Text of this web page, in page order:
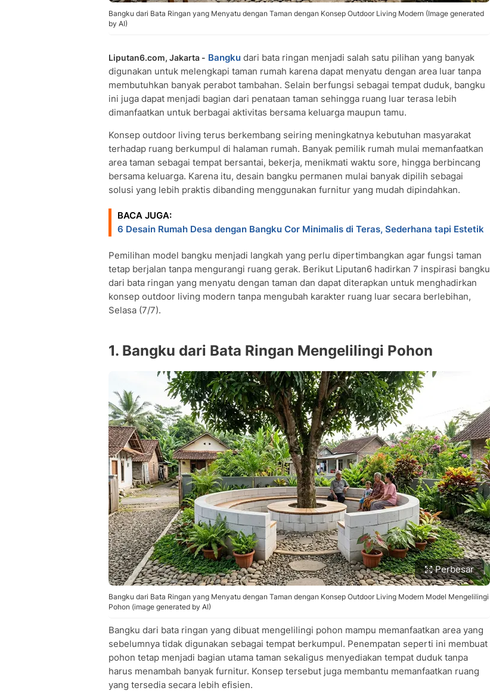
Bangku dari Bata Ringan yang Menyatu dengan Taman dengan Konsep Outdoor Living Modern (Image generated
by AI)
Liputan6.com, Jakarta - Bangku dari bata ringan menjadi salah satu pilihan yang banyak
digunakan untuk melengkapi taman rumah karena dapat menyatu dengan area luar tanpa
membutuhkan banyak perabot tambahan. Selain berfungsi sebagai tempat duduk, bangku
ini juga dapat menjadi bagian dari penataan taman sehingga ruang luar terasa lebih
dimanfaatkan untuk berbagai aktivitas bersama keluarga maupun tamu.
Konsep outdoor living terus berkembang seiring meningkatnya kebutuhan masyarakat
terhadap ruang berkumpul di halaman rumah. Banyak pemilik rumah mulai memanfaatkan
area taman sebagai tempat bersantai, bekerja, menikmati waktu sore, hingga berbincang
bersama keluarga. Karena itu, desain bangku permanen mulai banyak dipilih sebagai
solusi yang lebih praktis dibanding menggunakan furnitur yang mudah dipindahkan.
BACA JUGA:
6 Desain Rumah Desa dengan Bangku Cor Minimalis di Teras, Sederhana tapi Estetik
Pemilihan model bangku menjadi langkah yang perlu dipertimbangkan agar fungsi taman
tetap berjalan tanpa mengurangi ruang gerak. Berikut Liputan6 hadirkan 7 inspirasi bangku
dari bata ringan yang menyatu dengan taman dan dapat diterapkan untuk menghadirkan
konsep outdoor living modern tanpa mengubah karakter ruang luar secara berlebihan,
Selasa (7/7).
1. Bangku dari Bata Ringan Mengelilingi Pohon
Perbesar
Bangku dari Bata Ringan yang Menyatu dengan Taman dengan Konsep Outdoor Living Modern Model Mengelilingi
Pohon (image generated by AI)
Bangku dari bata ringan yang dibuat mengelilingi pohon mampu memanfaatkan area yang
sebelumnya tidak digunakan sebagai tempat berkumpul. Penempatan seperti ini membuat
pohon tetap menjadi bagian utama taman sekaligus menyediakan tempat duduk tanpa
harus menambah banyak furnitur. Konsep tersebut juga membantu memanfaatkan ruang
yang tersedia secara lebih efisien.